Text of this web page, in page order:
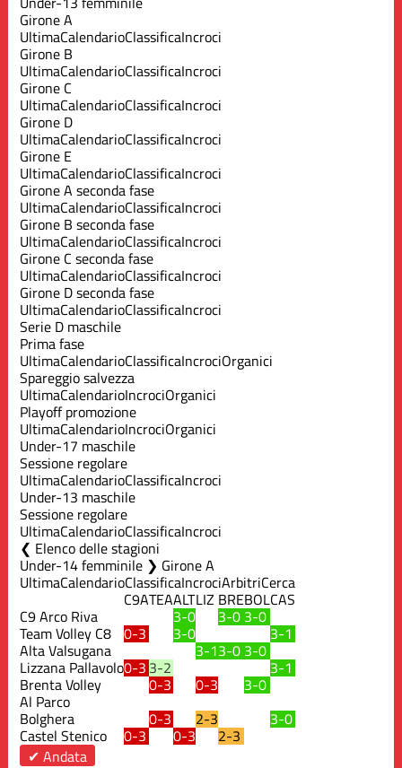
Girone A
UltimaCalendarioClassificaIncroci
Girone B
UltimaCalendarioClassificaIncroci
Girone C
UltimaCalendarioClassificaIncroci
Girone D
UltimaCalendarioClassificaIncroci
Girone E
UltimaCalendarioClassificaIncroci
Girone A seconda fase
UltimaCalendarioClassificaIncroci
Girone B seconda fase
UltimaCalendarioClassificaIncroci
Girone C seconda fase
UltimaCalendarioClassificaIncroci
Girone D seconda fase
UltimaCalendarioClassificaIncroci
Serie D maschile
Prima fase
UltimaCalendarioClassificaIncrociOrganici
Spareggio salvezza
UltimaCalendarioIncrociOrganici
Playoff promozione
UltimaCalendarioIncrociOrganici
Under-17 maschile
Sessione regolare
UltimaCalendarioClassificaIncroci
Under-13 maschile
Sessione regolare
UltimaCalendarioClassificaIncroci
Elenco delle stagioni
Under-14 femminile ❯ Girone A
UltimaCalendarioClassificaIncrociArbitriCerca
C9ATEAALTLIZ BREBOLCAS
C9 Arco Riva 3-0 3-0 3-0
Team Volley C8 0-3 3-0 3-1
Alta Valsugana 3-13-0 3-0
Lizzana Pallavolo0-3 3-2 3-1
Brenta Volley
Al Parco
0-3 0-3
3-0
Bolghera
0-3 2-3 3-0
Castel Stenico 0-3 0-3
2-3
✔ Andata